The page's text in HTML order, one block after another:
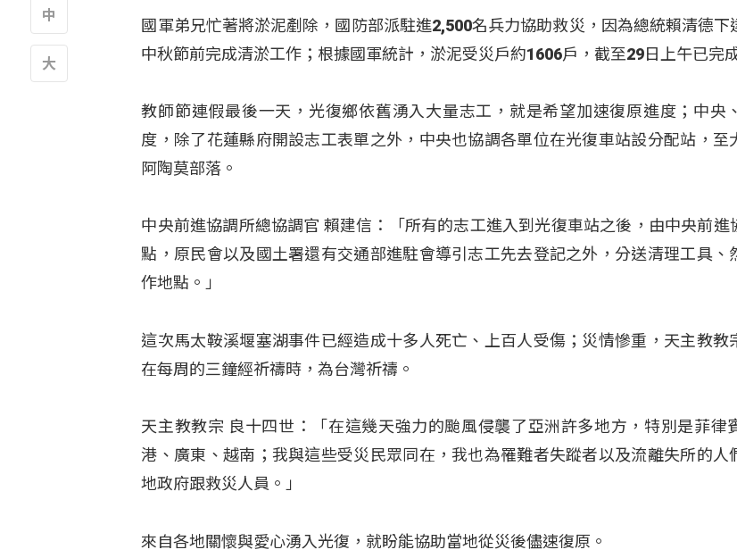
國軍弟兄忙著將淤泥剷除，國防部派駐進2,500名兵力協助救災，因為總統賴清德下
中秋節前完成清淤工作；根據國軍統計，淤泥受災戶約1606戶，截至29日上午已完
教師節連假最後一天，光復鄉依舊湧入大量志工，就是希望加速復原進度；中央
度，除了花蓮縣府開設志工表單之外，中央也協調各單位在光復車站設分配站，至
阿陶莫部落。
中央前進協調所總協調官 賴建信：「所有的志工進入到光復車站之後，由中央前進
點，原民會以及國土署還有交通部進駐會導引志工先去登記之外，分送清理工具、
作地點。」
這次馬太鞍溪堰塞湖事件已經造成十多人死亡、上百人受傷；災情慘重，天主教教
在每周的三鐘經祈禱時，為台灣祈禱。
天主教教宗 良十四世：「在這幾天強力的颱風侵襲了亞洲許多地方，特別是菲律
港、廣東、越南；我與這些受災民眾同在，我也為罹難者失蹤者以及流離失所的人
地政府跟救災人員。」
來自各地關懷與愛心湧入光復，就盼能協助當地從災後儘速復原。